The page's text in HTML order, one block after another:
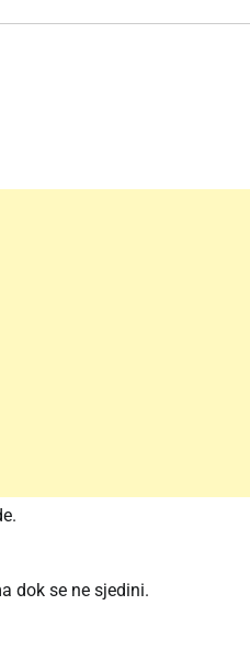
dok se ne sjedini.